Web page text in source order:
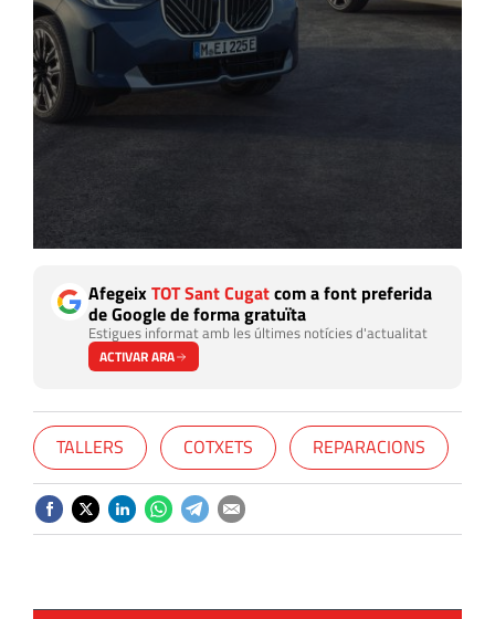
AfegeixTOT Sant Cugatcom a font preferida
de Google de forma gratuïta
Estigues informat amb les últimes notícies d'actualitat
ACTIVAR ARA
TALLERS COTXETS REPARACIONS